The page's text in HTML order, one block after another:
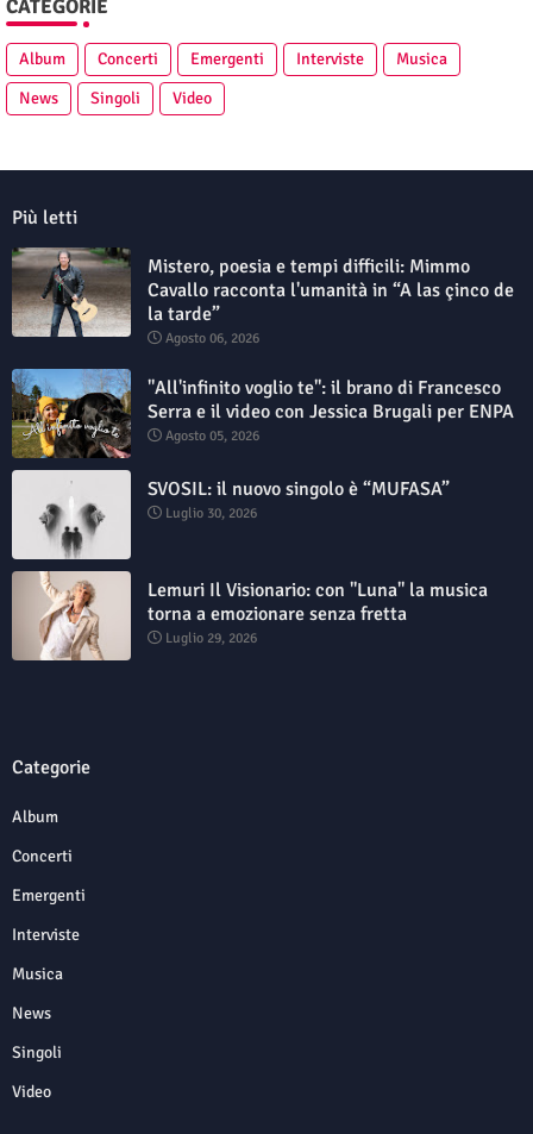
CATEGORIE
Album Concerti Emergenti Interviste
Musica
News
Singoli Video
Più letti
Mistero, poesia e tempi difficili: Mimmo
Cavallo racconta l'umanità in “A las çinco de
la tarde”
Agosto 06, 2026
"All'infinito voglio te": il brano di Francesco
Serra e il video con Jessica Brugali per ENPA
Agosto 05, 2026
SVOSIL: il nuovo singolo è “MUFASA”
Luglio 30, 2026
Lemuri Il Visionario: con "Luna" la musica
torna a emozionare senza fretta
Luglio 29, 2026
Categorie
Album
Concerti
Emergenti
Interviste
Musica
News
Singoli
Video